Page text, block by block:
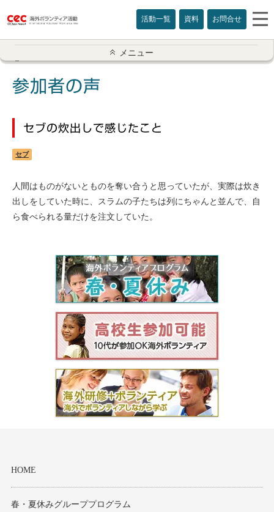
活動一覧 資料 お問合せ
アメリカ
カナダ
スリランカ
中国/海南島
ニュージーランド
バリ
ベトナム
メニュー
参加者の声
セブの炊出しで感じたこと
セブ
人間はものがないとものを奪い合うと思っていたが、実際は炊き
出しをしていた時に、スラムの子たちは列にちゃんと並んで、自
ら食べられる量だけを注文していた。
HOME
春・夏休みグループプログラム